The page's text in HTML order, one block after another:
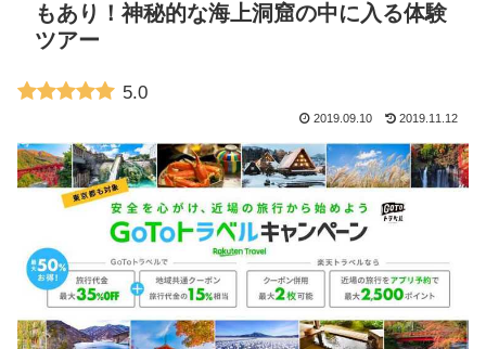
もあり！神秘的な海上洞窟の中に入る体験
ツアー
5.0
2019.09.10 2019.11.12